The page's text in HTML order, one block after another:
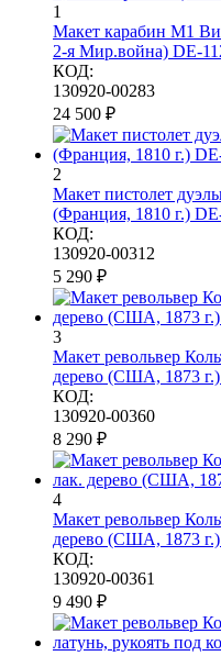
1
Макет карабин М1
2-я Мир.война) DE-
КОД:
130920-00283
24 500 ₽
2
Макет пистолет
(Франция, 1810 г.)
КОД:
130920-00312
5 290 ₽
3
Макет револьвер
дерево (США, 1873
КОД:
130920-00360
8 290 ₽
4
Макет револьвер
дерево (США, 1873
КОД:
130920-00361
9 490 ₽